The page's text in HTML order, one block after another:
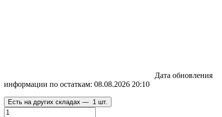
Дата обновления
информации по остаткам: 08.08.2026 20:10
Есть на других складах — 1 шт.